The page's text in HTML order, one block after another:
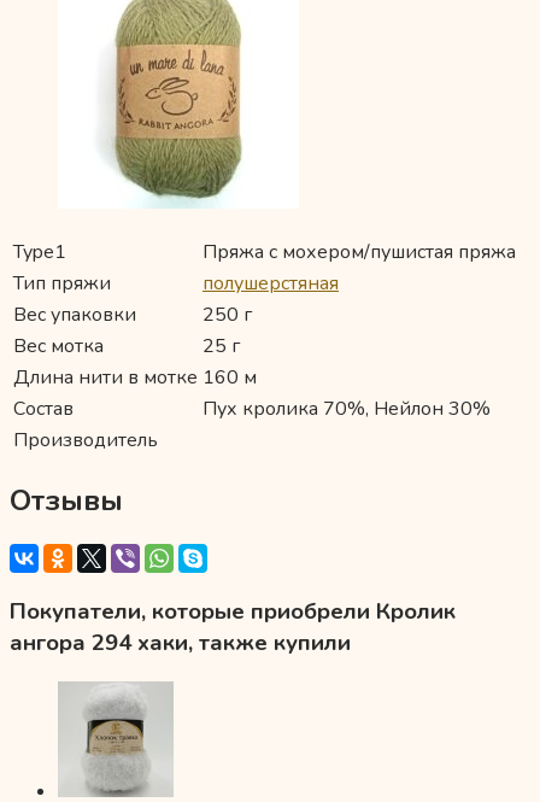
Type1
Пряжа с мохером/пушистая пряжа
Тип пряжи
полушерстяная
Вес упаковки
250 г
Вес мотка
25 г
Длина нити в мотке 160 м
Состав
Пух кролика 70%, Нейлон 30%
Производитель
Отзывы
Покупатели, которые приобрели Кролик
ангора 294 хаки, также купили